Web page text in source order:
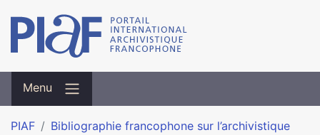
Menu
PIAF
Bibliographie francophone sur l’archivistique